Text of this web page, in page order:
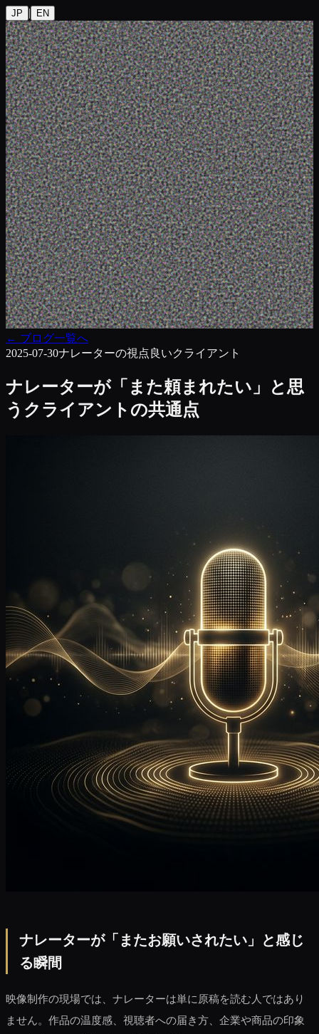
JP | EN
← ブログ一覧へ
2025-07-30ナレーターの視点良いクライアント
ナレーターが「また頼まれたい」と思
うクライアントの共通点
ナレーターが「またお願いされたい」と感じ
る瞬間
映像制作の現場では、ナレーターは単に原稿を読む人ではあり
ません。作品の温度感、視聴者への届き方、企業や商品の印象